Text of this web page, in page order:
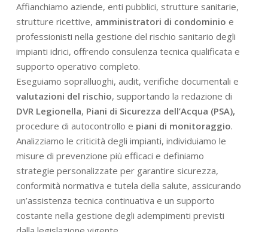
Affianchiamo aziende, enti pubblici, strutture sanitarie,
strutture ricettive, amministratori di condominio e
professionisti nella gestione del rischio sanitario degli
impianti idrici, offrendo consulenza tecnica qualificata e
supporto operativo completo.
Eseguiamo sopralluoghi, audit, verifiche documentali e
valutazioni del rischio, supportando la redazione di
DVR Legionella, Piani di Sicurezza dell’Acqua (PSA),
procedure di autocontrollo e piani di monitoraggio.
Analizziamo le criticità degli impianti, individuiamo le
misure di prevenzione più efficaci e definiamo
strategie personalizzate per garantire sicurezza,
conformità normativa e tutela della salute, assicurando
un’assistenza tecnica continuativa e un supporto
costante nella gestione degli adempimenti previsti